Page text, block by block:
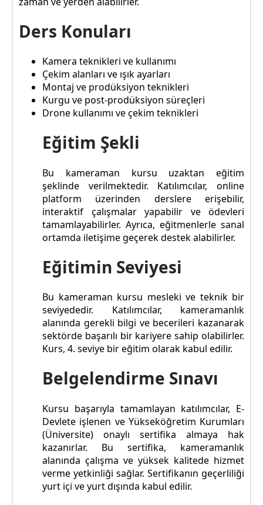
Ders Konuları
Kamera teknikleri ve kullanımı
Çekim alanları ve ışık ayarları
Montaj ve prodüksiyon teknikleri
Kurgu ve post-prodüksiyon süreçleri
Drone kullanımı ve çekim teknikleri
Eğitim Şekli
Bu kameraman kursu uzaktan eğitim
şeklinde verilmektedir. Katılımcılar, online
platform üzerinden derslere erişebilir,
interaktif çalışmalar yapabilir ve ödevleri
tamamlayabilirler. Ayrıca, eğitmenlerle sanal
ortamda iletişime geçerek destek alabilirler.
Eğitimin Seviyesi
Bu kameraman kursu mesleki ve teknik bir
seviyededir. Katılımcılar, kameramanlık
alanında gerekli bilgi ve becerileri kazanarak
sektörde başarılı bir kariyere sahip olabilirler.
Kurs, 4. seviye bir eğitim olarak kabul edilir.
Belgelendirme Sınavı
Kursu başarıyla tamamlayan katılımcılar, E-
Devlete işlenen ve Yükseköğretim Kurumları
(Üniversite) onaylı sertifika almaya hak
kazanırlar. Bu sertifika, kameramanlık
alanında çalışma ve yüksek kalitede hizmet
verme yetkinliği sağlar. Sertifikanın geçerliliği
yurt içi ve yurt dışında kabul edilir.